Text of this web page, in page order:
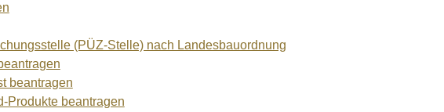
(PÜZ-Stelle) nach Landesbauordnung
beantragen
Produkte beantragen